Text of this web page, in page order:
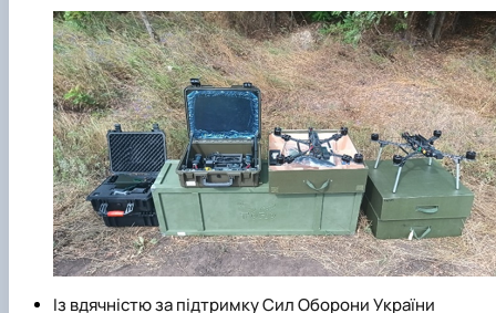
Із вдячністю за підтримку Сил Оборони України